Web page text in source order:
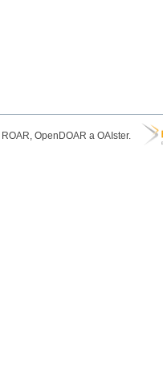
OpenDOAR a OAIster.